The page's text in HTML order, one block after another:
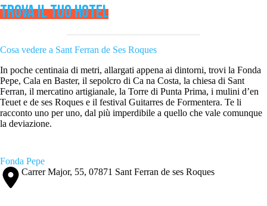
TROVA IL TUO HOTEL
Cosa vedere a Sant Ferran de Ses Roques
In poche centinaia di metri, allargati appena ai dintorni, trovi la Fonda
Pepe, Cala en Baster, il sepolcro di Ca na Costa, la chiesa di Sant
Ferran, il mercatino artigianale, la Torre di Punta Prima, i mulini d’en
Teuet e de ses Roques e il festival Guitarres de Formentera. Te li
racconto uno per uno, dal più imperdibile a quello che vale comunque
la deviazione.
Fonda Pepe
Carrer Major, 55, 07871 Sant Ferran de ses Roques